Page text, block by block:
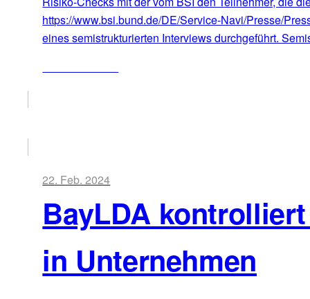
https://www.bsi.bund.de/DE/Service-Navi/Presse/
eines semistrukturierten Interviews durchgeführt.
22. Feb. 2024
BayLDA
in Unternehmen